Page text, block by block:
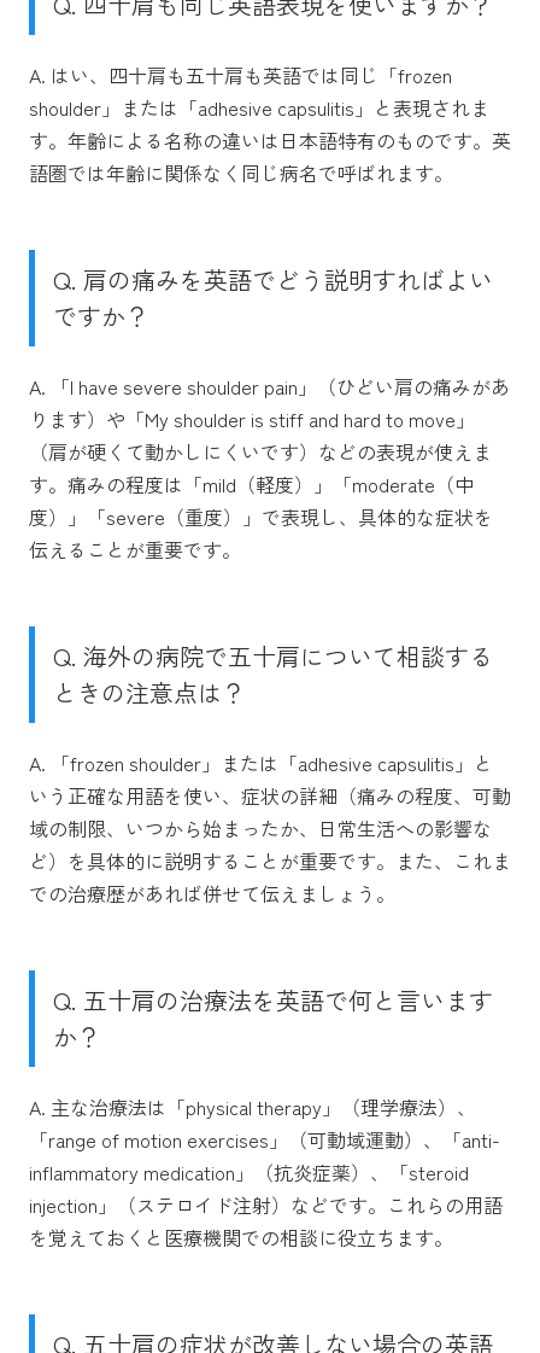
A. はい、四十肩も五十肩も英語では同じ「frozen
shoulder」または「adhesive capsulitis」と表現されま
す。年齢による名称の違いは日本語特有のものです。英
語圏では年齢に関係なく同じ病名で呼ばれます。
Q. 肩の痛みを英語でどう説明すればよい
ですか？
A. 「I have severe shoulder pain」（ひどい肩の痛みがあ
ります）や「My shoulder is stiff and hard to move」
（肩が硬くて動かしにくいです）などの表現が使えま
す。痛みの程度は「mild（軽度）」「moderate（中
度）」「severe（重度）」で表現し、具体的な症状を
伝えることが重要です。
Q. 海外の病院で五十肩について相談する
ときの注意点は？
A. 「frozen shoulder」または「adhesive capsulitis」と
いう正確な用語を使い、症状の詳細（痛みの程度、可動
域の制限、いつから始まったか、日常生活への影響な
ど）を具体的に説明することが重要です。また、これま
での治療歴があれば併せて伝えましょう。
Q. 五十肩の治療法を英語で何と言います
か？
A. 主な治療法は「physical therapy」（理学療法）、
「range of motion exercises」（可動域運動）、「anti-
inflammatory medication」（抗炎症薬）、「steroid
injection」（ステロイド注射）などです。これらの用語
を覚えておくと医療機関での相談に役立ちます。
Q. 五十肩の症状が改善しない場合の英語